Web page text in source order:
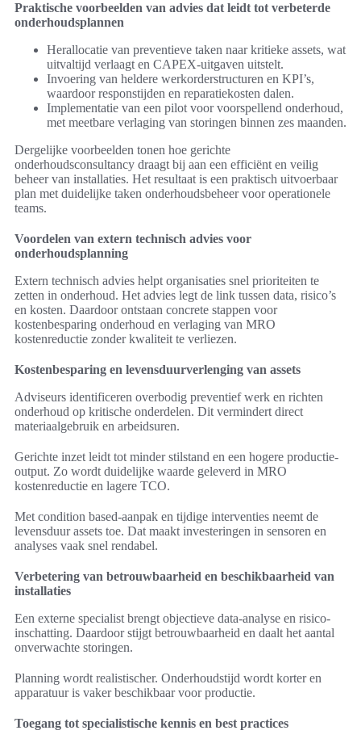
Praktische voorbeelden van advies dat leidt tot verbeterde
onderhoudsplannen
Herallocatie van preventieve taken naar kritieke assets, wat
uitvaltijd verlaagt en CAPEX-uitgaven uitstelt.
Invoering van heldere werkorderstructuren en KPI’s,
waardoor responstijden en reparatiekosten dalen.
Implementatie van een pilot voor voorspellend onderhoud,
met meetbare verlaging van storingen binnen zes maanden.
Dergelijke voorbeelden tonen hoe gerichte
onderhoudsconsultancy draagt bij aan een efficiënt en veilig
beheer van installaties. Het resultaat is een praktisch uitvoerbaar
plan met duidelijke taken onderhoudsbeheer voor operationele
teams.
Voordelen van extern technisch advies voor
onderhoudsplanning
Extern technisch advies helpt organisaties snel prioriteiten te
zetten in onderhoud. Het advies legt de link tussen data, risico’s
en kosten. Daardoor ontstaan concrete stappen voor
kostenbesparing onderhoud en verlaging van MRO
kostenreductie zonder kwaliteit te verliezen.
Kostenbesparing en levensduurverlenging van assets
Adviseurs identificeren overbodig preventief werk en richten
onderhoud op kritische onderdelen. Dit vermindert direct
materiaalgebruik en arbeidsuren.
Gerichte inzet leidt tot minder stilstand en een hogere productie-
output. Zo wordt duidelijke waarde geleverd in MRO
kostenreductie en lagere TCO.
Met condition based-aanpak en tijdige interventies neemt de
levensduur assets toe. Dat maakt investeringen in sensoren en
analyses vaak snel rendabel.
Verbetering van betrouwbaarheid en beschikbaarheid van
installaties
Een externe specialist brengt objectieve data-analyse en risico-
inschatting. Daardoor stijgt betrouwbaarheid en daalt het aantal
onverwachte storingen.
Planning wordt realistischer. Onderhoudstijd wordt korter en
apparatuur is vaker beschikbaar voor productie.
Toegang tot specialistische kennis en best practices